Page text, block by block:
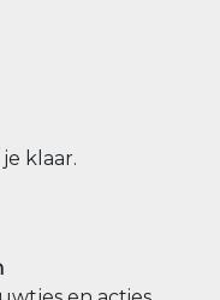
klaar.